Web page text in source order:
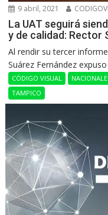
9 abril, 2021
La UAT seguirá
y de calidad: Rector
Al rendir su tercer
Suárez Fernández
CÓDIGO VISUAL
TAMPICO